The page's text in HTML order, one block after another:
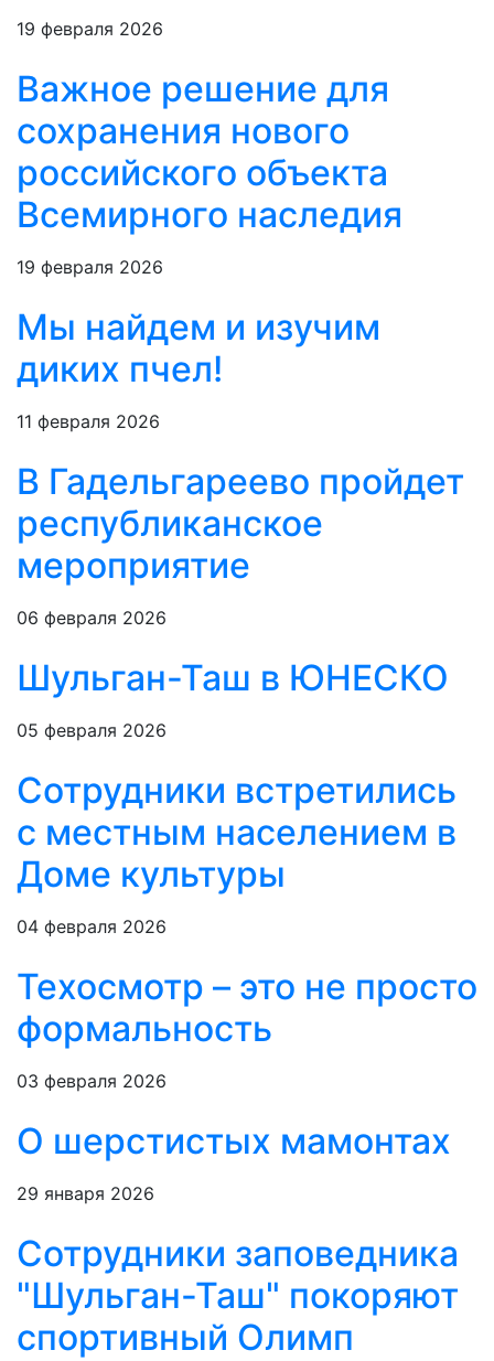
19 февраля 2026
Важное решение для
сохранения нового
российского объекта
Всемирного наследия
19 февраля 2026
Мы найдем и изучим
диких пчел!
11 февраля 2026
В Гадельгареево пройдет
республиканское
мероприятие
06 февраля 2026
Шульган-Таш в ЮНЕСКО
05 февраля 2026
Сотрудники встретились
с местным населением в
Доме культуры
04 февраля 2026
Техосмотр – это не просто
формальность
03 февраля 2026
О шерстистых мамонтах
29 января 2026
Сотрудники заповедника
"Шульган-Таш" покоряют
спортивный Олимп